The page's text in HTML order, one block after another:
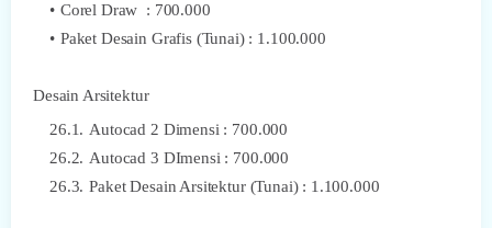
Corel Draw : 700.000
Paket Desain Grafis (Tunai) : 1.100.000
Desain Arsitektur
Autocad 2 Dimensi : 700.000
Autocad 3 DImensi : 700.000
Paket Desain Arsitektur (Tunai) : 1.100.000